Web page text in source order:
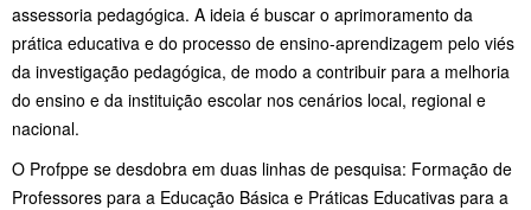
assessoria pedagógica. A ideia é buscar o aprimoramento da
prática educativa e do processo de ensino-aprendizagem pelo viés
da investigação pedagógica, de modo a contribuir para a melhoria
do ensino e da instituição escolar nos cenários local, regional e
nacional.
O Profppe se desdobra em duas linhas de pesquisa: Formação de
Professores para a Educação Básica e Práticas Educativas para a